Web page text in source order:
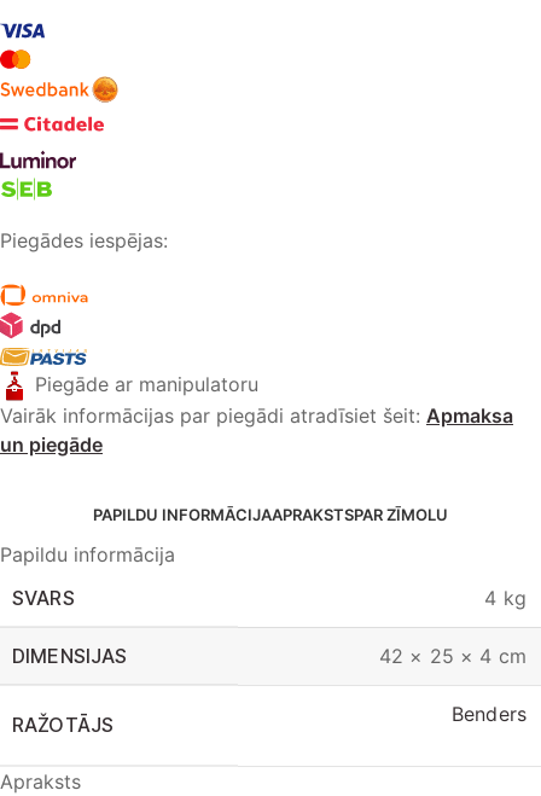
Piegādes iespējas:
Piegāde ar manipulatoru
Vairāk informācijas par piegādi atradīsiet šeit: Apmaksa
un piegāde
PAPILDU INFORMĀCIJAAPRAKSTSPAR ZĪMOLU
Papildu informācija
SVARS
4 kg
DIMENSIJAS 42 × 25 × 4 cm
RAŽOTĀJS Benders
Apraksts